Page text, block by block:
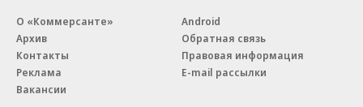
О «Коммерсанте»
Архив
Контакты
Реклама
Вакансии
Android
Обратная связь
Правовая информация
E-mail рассылки